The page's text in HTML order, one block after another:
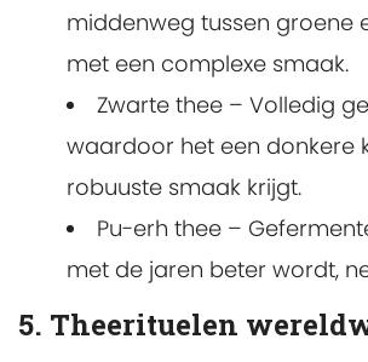
middenweg tussen groene
met een complexe smaak.
Zwarte thee – Volledig
waardoor het een donkere
robuuste smaak krijgt.
Pu-erh thee –
met de jaren beter wordt,
5. Theerituelen